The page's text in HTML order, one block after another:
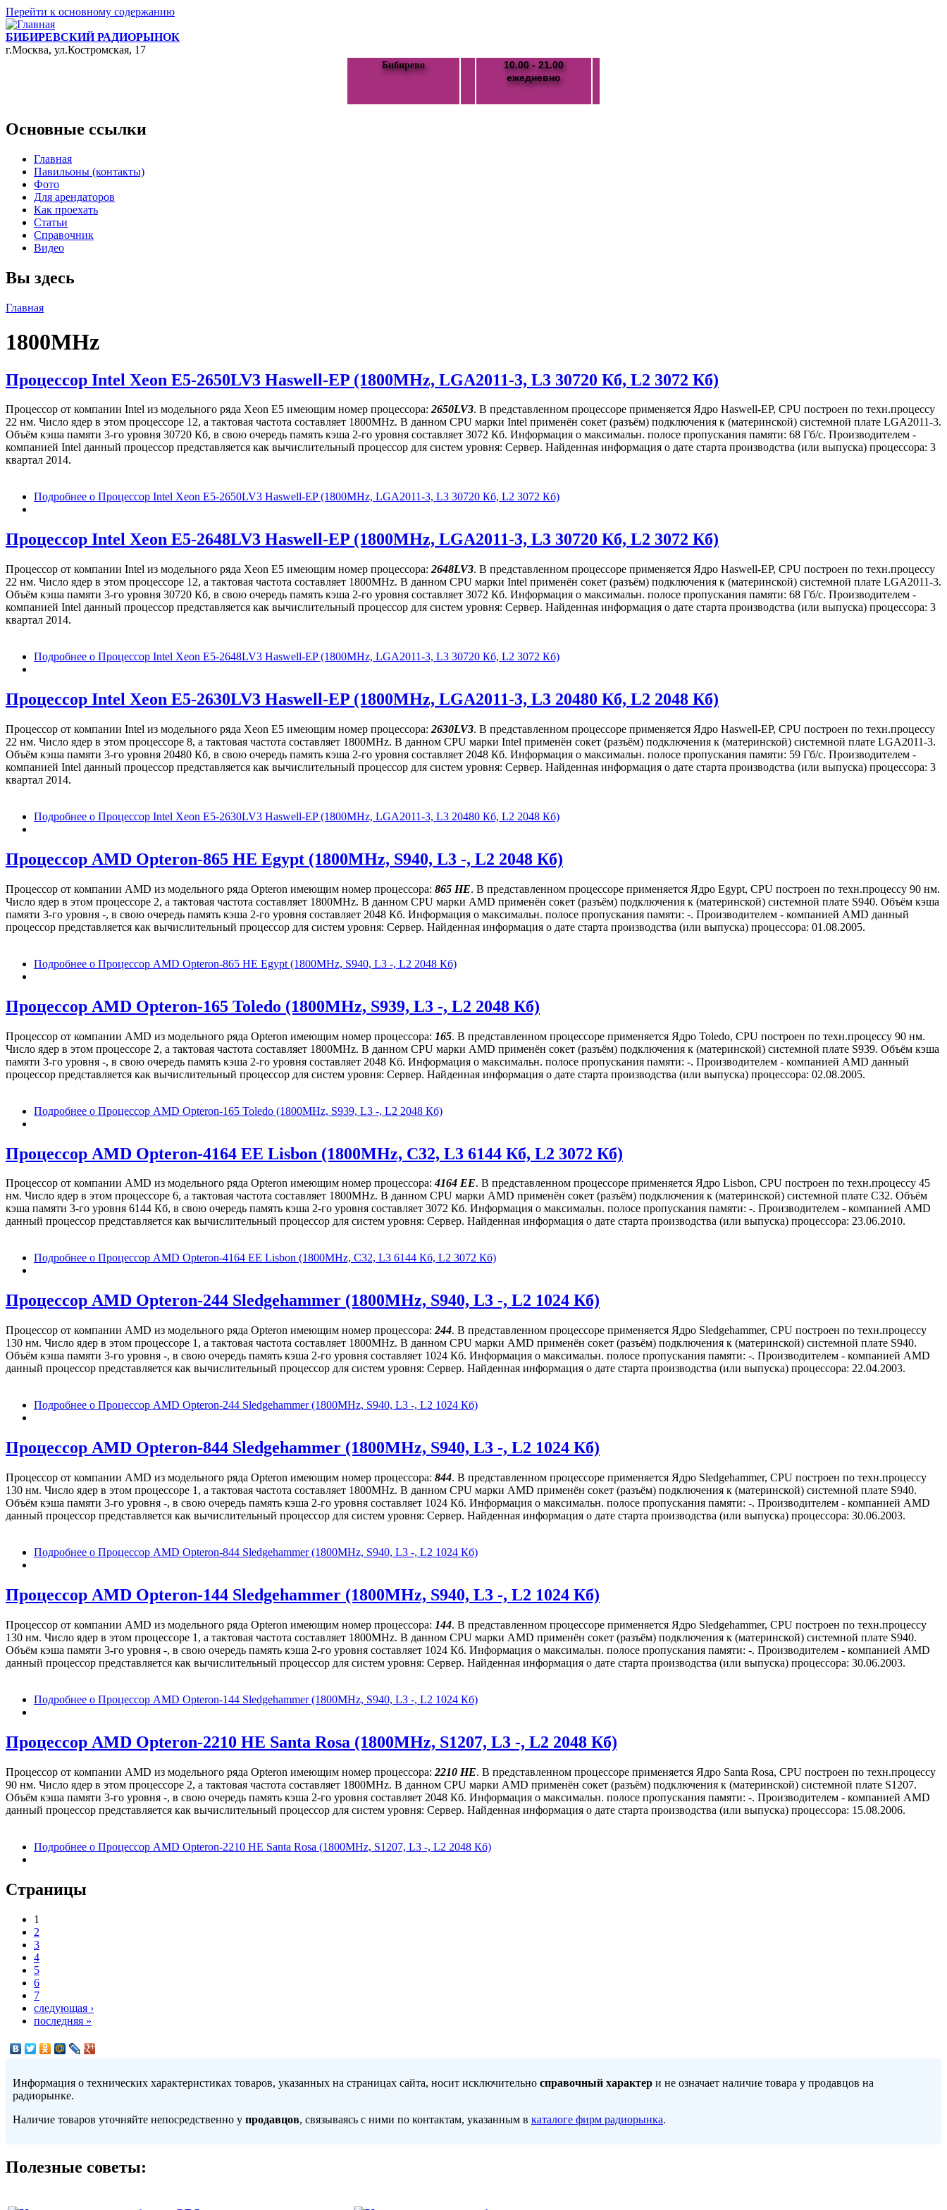
Перейти к основному содержанию
БИБИРЕВСКИЙ РАДИОРЫНОК
г.Москва, ул.Костромская, 17
Бибирево
10.00 - 21.00
ежедневно
Основные ссылки
Главная
Павильоны (контакты)
Фото
Для арендаторов
Как проехать
Статьи
Справочник
Видео
Вы здесь
Главная
1800MHz
Процессор Intel Xeon E5-2650LV3 Haswell-EP (1800MHz, LGA2011-3, L3 30720 Кб, L2 3072 Кб)
Процессор от компании Intel из модельного ряда Xeon E5 имеющим номер процессора:2650LV3. В представленном процессоре применяется Ядро Haswell-EP, CPU построен по техн.процессу
22 нм. Число ядер в этом процессоре 12, а тактовая частота составляет 1800MHz. В данном CPU марки Intel применён сокет (разъём) подключения к (материнской) системной плате LGA2011-3.
Объём кэша памяти 3-го уровня 30720 Кб, в свою очередь память кэша 2-го уровня составляет 3072 Кб. Информация о максимальн. полосе пропускания памяти: 68 Гб/с. Производителем -
компанией Intel данный процессор представляется как вычислительный процессор для систем уровня: Сервер. Найденная информация о дате старта производства (или выпуска) процессора: 3
квартал 2014.
Подробнее о Процессор Intel Xeon E5-2650LV3 Haswell-EP (1800MHz, LGA2011-3, L3 30720 Кб, L2 3072 Кб)
Процессор Intel Xeon E5-2648LV3 Haswell-EP (1800MHz, LGA2011-3, L3 30720 Кб, L2 3072 Кб)
Процессор от компании Intel из модельного ряда Xeon E5 имеющим номер процессора: 2648LV3. В представленном процессоре применяется Ядро Haswell-EP, CPU построен по техн.процессу
22 нм. Число ядер в этом процессоре 12, а тактовая частота составляет 1800MHz. В данном CPU марки Intel применён сокет (разъём) подключения к (материнской) системной плате LGA2011-3.
Объём кэша памяти 3-го уровня 30720 Кб, в свою очередь память кэша 2-го уровня составляет 3072 Кб. Информация о максимальн. полосе пропускания памяти: 68 Гб/с. Производителем -
компанией Intel данный процессор представляется как вычислительный процессор для систем уровня: Сервер. Найденная информация о дате старта производства (или выпуска) процессора: 3
квартал 2014.
Подробнее о Процессор Intel Xeon E5-2648LV3 Haswell-EP (1800MHz, LGA2011-3, L3 30720 Кб, L2 3072 Кб)
Процессор Intel Xeon E5-2630LV3 Haswell-EP (1800MHz, LGA2011-3, L3 20480 Кб, L2 2048 Кб)
Процессор от компании Intel из модельного ряда Xeon E5 имеющим номер процессора: 2630LV3. В представленном процессоре применяется Ядро Haswell-EP, CPU построен по техн.процессу
22 нм. Число ядер в этом процессоре 8, а тактовая частота составляет 1800MHz. В данном CPU марки Intel применён сокет (разъём) подключения к (материнской) системной плате LGA2011-3.
Объём кэша памяти 3-го уровня 20480 Кб, в свою очередь память кэша 2-го уровня составляет 2048 Кб. Информация о максимальн. полосе пропускания памяти: 59 Гб/с. Производителем -
компанией Intel данный процессор представляется как вычислительный процессор для систем уровня: Сервер. Найденная информация о дате старта производства (или выпуска) процессора: 3
квартал 2014.
Подробнее о Процессор Intel Xeon E5-2630LV3 Haswell-EP (1800MHz, LGA2011-3, L3 20480 Кб, L2 2048 Кб)
Процессор AMD Opteron-865 HE Egypt (1800MHz, S940, L3 -, L2 2048 Кб)
Процессор от компании AMD из модельного ряда Opteron имеющим номер процессора: 865 HE. В представленном процессоре применяется Ядро Egypt, CPU построен по техн.процессу 90 нм.
Число ядер в этом процессоре 2, а тактовая частота составляет 1800MHz. В данном CPU марки AMD применён сокет (разъём) подключения к (материнской) системной плате S940. Объём кэша
памяти 3-го уровня -, в свою очередь память кэша 2-го уровня составляет 2048 Кб. Информация о максимальн. полосе пропускания памяти: -. Производителем - компанией AMD данный
процессор представляется как вычислительный процессор для систем уровня: Сервер. Найденная информация о дате старта производства (или выпуска) процессора: 01.08.2005.
Подробнее о Процессор AMD Opteron-865 HE Egypt (1800MHz, S940, L3 -, L2 2048 Кб)
Процессор AMD Opteron-165 Toledo (1800MHz, S939, L3 -, L2 2048 Кб)
Процессор от компании AMD из модельного ряда Opteron имеющим номер процессора: 165. В представленном процессоре применяется Ядро Toledo, CPU построен по техн.процессу 90 нм.
Число ядер в этом процессоре 2, а тактовая частота составляет 1800MHz. В данном CPU марки AMD применён сокет (разъём) подключения к (материнской) системной плате S939. Объём кэша
памяти 3-го уровня -, в свою очередь память кэша 2-го уровня составляет 2048 Кб. Информация о максимальн. полосе пропускания памяти: -. Производителем - компанией AMD данный
процессор представляется как вычислительный процессор для систем уровня: Сервер. Найденная информация о дате старта производства (или выпуска) процессора: 02.08.2005.
Подробнее о Процессор AMD Opteron-165 Toledo (1800MHz, S939, L3 -, L2 2048 Кб)
Процессор AMD Opteron-4164 EE Lisbon (1800MHz, C32, L3 6144 Кб, L2 3072 Кб)
Процессор от компании AMD из модельного ряда Opteron имеющим номер процессора:4164 EE. В представленном процессоре применяется Ядро Lisbon, CPU построен по техн.процессу 45
нм. Число ядер в этом процессоре 6, а тактовая частота составляет 1800MHz. В данном CPU марки AMD применён сокет (разъём) подключения к (материнской) системной плате C32. Объём
кэша памяти 3-го уровня 6144 Кб, в свою очередь память кэша 2-го уровня составляет 3072 Кб. Информация о максимальн. полосе пропускания памяти: -. Производителем - компанией AMD
данный процессор представляется как вычислительный процессор для систем уровня: Сервер. Найденная информация о дате старта производства (или выпуска) процессора: 23.06.2010.
Подробнее о Процессор AMD Opteron-4164 EE Lisbon (1800MHz, C32, L3 6144 Кб, L2 3072 Кб)
Процессор AMD Opteron-244 Sledgehammer (1800MHz, S940, L3 -, L2 1024 Кб)
Процессор от компании AMD из модельного ряда Opteron имеющим номер процессора: 244. В представленном процессоре применяется Ядро Sledgehammer, CPU построен по техн.процессу
130 нм. Число ядер в этом процессоре 1, а тактовая частота составляет 1800MHz. В данном CPU марки AMD применён сокет (разъём) подключения к (материнской) системной плате S940.
Объём кэша памяти 3-го уровня -, в свою очередь память кэша 2-го уровня составляет 1024 Кб. Информация о максимальн. полосе пропускания памяти: -. Производителем - компанией AMD
данный процессор представляется как вычислительный процессор для систем уровня: Сервер. Найденная информация о дате старта производства (или выпуска) процессора: 22.04.2003.
Подробнее о Процессор AMD Opteron-244 Sledgehammer (1800MHz, S940, L3 -, L2 1024 Кб)
Процессор AMD Opteron-844 Sledgehammer (1800MHz, S940, L3 -, L2 1024 Кб)
Процессор от компании AMD из модельного ряда Opteron имеющим номер процессора: 844. В представленном процессоре применяется Ядро Sledgehammer, CPU построен по техн.процессу
130 нм. Число ядер в этом процессоре 1, а тактовая частота составляет 1800MHz. В данном CPU марки AMD применён сокет (разъём) подключения к (материнской) системной плате S940.
Объём кэша памяти 3-го уровня -, в свою очередь память кэша 2-го уровня составляет 1024 Кб. Информация о максимальн. полосе пропускания памяти: -. Производителем - компанией AMD
данный процессор представляется как вычислительный процессор для систем уровня: Сервер. Найденная информация о дате старта производства (или выпуска) процессора: 30.06.2003.
Подробнее о Процессор AMD Opteron-844 Sledgehammer (1800MHz, S940, L3 -, L2 1024 Кб)
Процессор AMD Opteron-144 Sledgehammer (1800MHz, S940, L3 -, L2 1024 Кб)
Процессор от компании AMD из модельного ряда Opteron имеющим номер процессора: 144. В представленном процессоре применяется Ядро Sledgehammer, CPU построен по техн.процессу
130 нм. Число ядер в этом процессоре 1, а тактовая частота составляет 1800MHz. В данном CPU марки AMD применён сокет (разъём) подключения к (материнской) системной плате S940.
Объём кэша памяти 3-го уровня -, в свою очередь память кэша 2-го уровня составляет 1024 Кб. Информация о максимальн. полосе пропускания памяти: -. Производителем - компанией AMD
данный процессор представляется как вычислительный процессор для систем уровня: Сервер. Найденная информация о дате старта производства (или выпуска) процессора: 30.06.2003.
Подробнее о Процессор AMD Opteron-144 Sledgehammer (1800MHz, S940, L3 -, L2 1024 Кб)
Процессор AMD Opteron-2210 HE Santa Rosa (1800MHz, S1207, L3 -, L2 2048 Кб)
Процессор от компании AMD из модельного ряда Opteron имеющим номер процессора: 2210 HE. В представленном процессоре применяется Ядро Santa Rosa, CPU построен по техн.процессу
90 нм. Число ядер в этом процессоре 2, а тактовая частота составляет 1800MHz. В данном CPU марки AMD применён сокет (разъём) подключения к (материнской) системной плате S1207.
Объём кэша памяти 3-го уровня -, в свою очередь память кэша 2-го уровня составляет 2048 Кб. Информация о максимальн. полосе пропускания памяти: -. Производителем - компанией AMD
данный процессор представляется как вычислительный процессор для систем уровня: Сервер. Найденная информация о дате старта производства (или выпуска) процессора: 15.08.2006.
Подробнее о Процессор AMD Opteron-2210 HE Santa Rosa (1800MHz, S1207, L3 -, L2 2048 Кб)
Страницы
1
2
3
4
5
6
7
следующая ›
последняя »
Информация о технических характеристиках товаров, указанных на страницах сайта, носит исключительно справочный характер и не означает наличие товара у продавцов на
радиорынке.
Наличие товаров уточняйте непосредственно у продавцов, связываясь с ними по контактам, указанным в каталоге фирм радиорынка.
Полезные советы: